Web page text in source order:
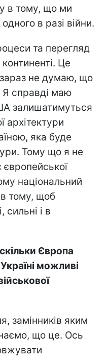
в тому, що ми
в разі війни.
та перегляд
Це
не думаю, що
Я справді маю
залишатимуться
архітектури
яка буде
Тому що я не
національний
в тому, щоб
сильні і в
Європа
можливі
замінників яким
що це. Ось